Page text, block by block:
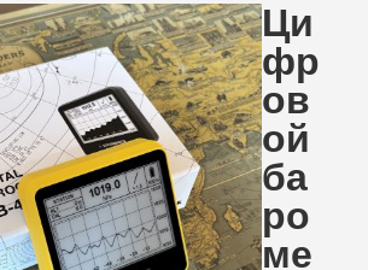
Ци
фр
ов
ой
ба
ро
ме